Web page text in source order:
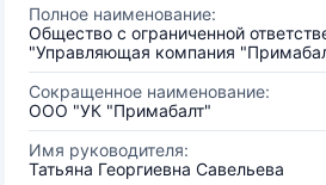
Полное наименование:
Общество с ограниченной
"Управляющая компания
Сокращенное наименование:
ООО "УК "Примабалт"
Имя руководителя:
Татьяна Георгиевна Савельева